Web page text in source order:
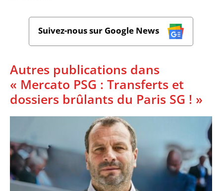
Suivez-nous sur Google News
Autres publications dans
« Mercato PSG : Transferts et
dossiers brûlants du Paris SG ! »